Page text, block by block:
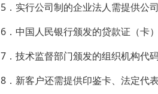
5．实行公司制的企业法人需提供公
6．中国人民银行颁发的贷款证（卡）
7．技术监督部门颁发的组织机构代码
8．新客户还需提供印鉴卡、法定代表